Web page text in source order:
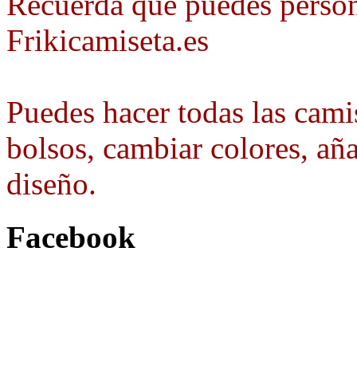
Frikicamiseta.es
Puedes hacer todas las
bolsos, cambiar colores,
diseño.
Facebook